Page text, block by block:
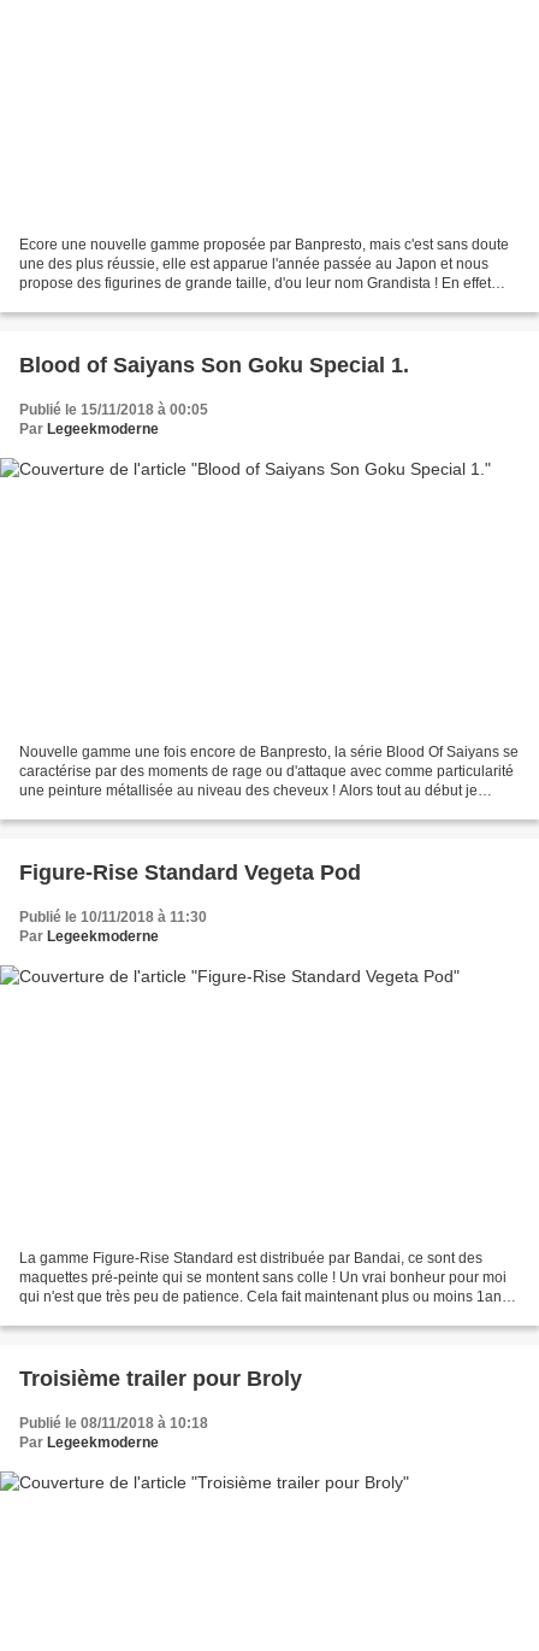
Ecore une nouvelle gamme proposée par Banpresto, mais c'est sans doute
une des plus réussie, elle est apparue l'année passée au Japon et nous
propose des figurines de grande taille, d'ou leur nom Grandista ! En effet
Blood of Saiyans Son Goku Special 1.
Publié le 15/11/2018 à 00:05
Par Legeekmoderne
Nouvelle gamme une fois encore de Banpresto, la série Blood Of Saiyans se
caractérise par des moments de rage ou d'attaque avec comme particularité
une peinture métallisée au niveau des cheveux ! Alors tout au début je
Figure-Rise Standard Vegeta Pod
Publié le 10/11/2018 à 11:30
Par Legeekmoderne
La gamme Figure-Rise Standard est distribuée par Bandai, ce sont des
maquettes pré-peinte qui se montent sans colle ! Un vrai bonheur pour moi
qui n'est que très peu de patience. Cela fait maintenant plus ou moins 1an
Troisième trailer pour Broly
Publié le 08/11/2018 à 10:18
Par Legeekmoderne